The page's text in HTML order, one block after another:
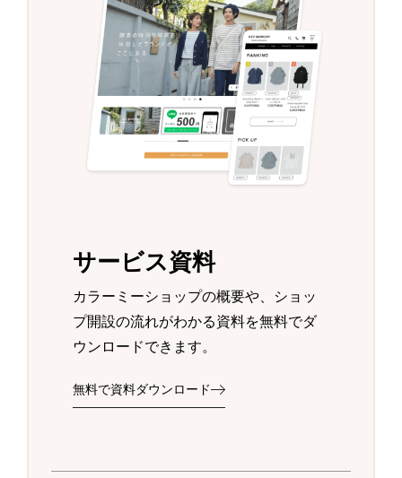
サービス資料
カラーミーショップの概要や、ショッ
プ開設の流れがわかる資料を無料でダ
ウンロードできます。
無料で資料ダウンロード